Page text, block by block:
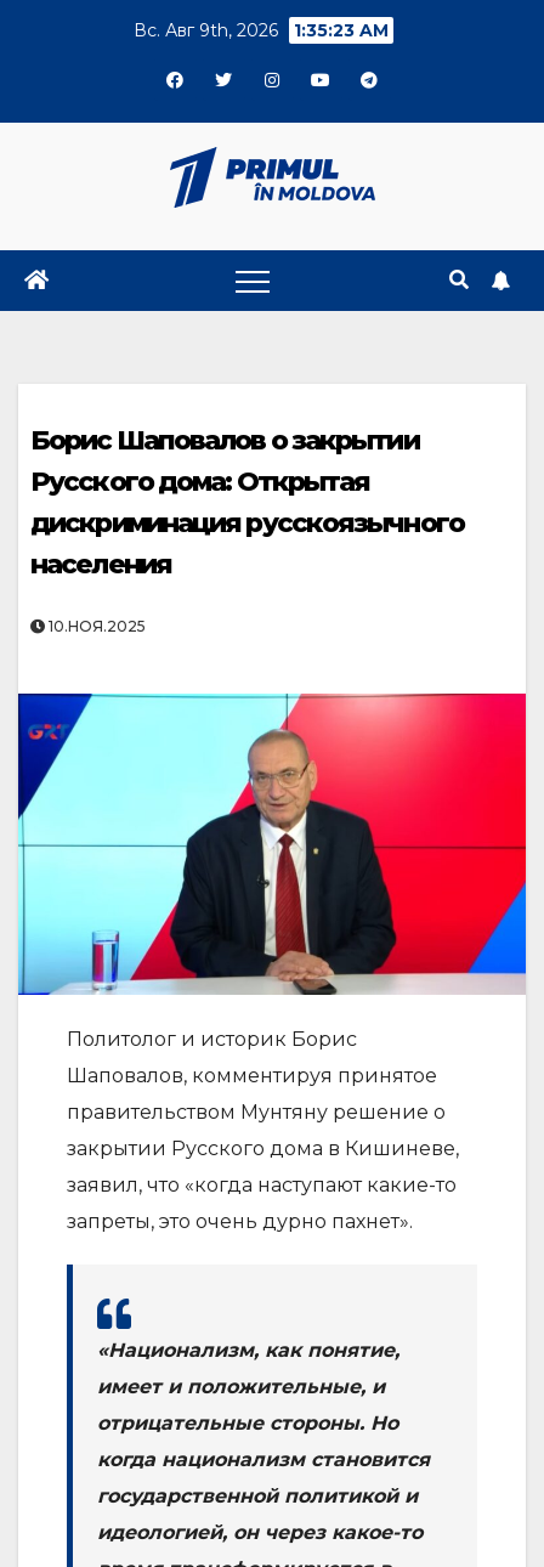
Вс. Авг 9th, 2026 1:35:24 AM
Борис Шаповалов о закрытии
Русского дома: Открытая
дискриминация русскоязычного
населения
10.НОЯ.2025
Политолог и историк Борис
Шаповалов, комментируя принятое
правительством Мунтяну решение о
закрытии Русского дома в Кишиневе,
заявил, что «когда наступают какие-то
запреты, это очень дурно пахнет».
«Национализм, как понятие,
имеет и положительные, и
отрицательные стороны. Но
когда национализм становится
государственной политикой и
идеологией, он через какое-то